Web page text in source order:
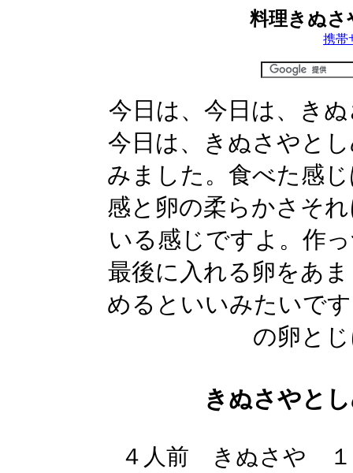
料理きぬ
携帯
今日は、今日は、き
今日は、きぬさやと
みました。食べた感
感と卵の柔らかさそ
いる感じですよ。作
最後に入れる卵をあ
めるといいみたいで
の卵と
きぬさやと
４人前 きぬさや １